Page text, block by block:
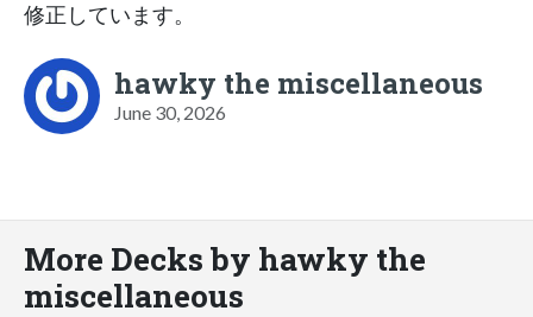
修正しています。
hawky the miscellaneous
June 30, 2026
More Decks by hawky the
miscellaneous